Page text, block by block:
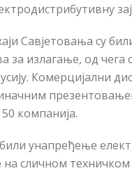
Савјетовања су
за излагање, од чега
Комерцијални
компанија.
унапређење
сличном